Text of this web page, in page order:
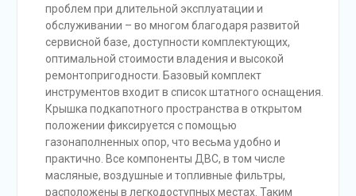
проблем при длительной эксплуатации и
обслуживании – во многом благодаря развитой
сервисной базе, доступности комплектующих,
оптимальной стоимости владения и высокой
ремонтопригодности. Базовый комплект
инструментов входит в список штатного оснащения.
Крышка подкапотного пространства в открытом
положении фиксируется с помощью
газонаполненных опор, что весьма удобно и
практично. Все компоненты ДВС, в том числе
масляные, воздушные и топливные фильтры,
расположены в легкодоступных местах. Таким